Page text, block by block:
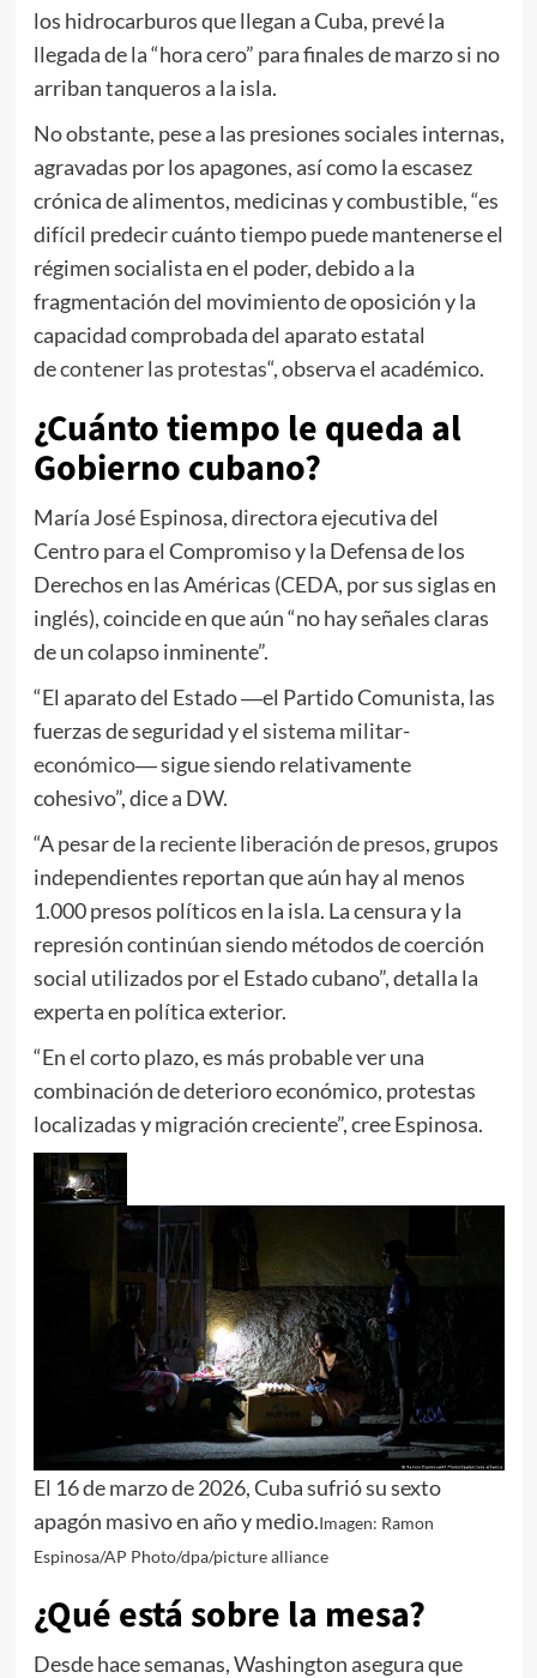
los hidrocarburos que llegan a Cuba, prevé la
llegada de la “hora cero” para finales de marzo si no
arriban tanqueros a la isla.
No obstante, pese a las presiones sociales internas,
agravadas por los apagones, así como la escasez
crónica de alimentos, medicinas y combustible, “es
difícil predecir cuánto tiempo puede mantenerse el
régimen socialista en el poder, debido a la
fragmentación del movimiento de oposición y la
capacidad comprobada del aparato estatal
decontener las protestas“, observa el académico.
¿Cuánto tiempo le queda al
Gobierno cubano?
María José Espinosa, directora ejecutiva del
Centro para el Compromiso y la Defensa de los
Derechos en las Américas (CEDA, por sus siglas en
inglés), coincide en que aún “no hay señales claras
de un colapso inminente”.
“El aparato del Estado ―el Partido Comunista, las
fuerzas de seguridad y el sistema militar-
económico― sigue siendo relativamente
cohesivo”, dice a DW.
“A pesar de la reciente liberación de presos, grupos
independientes reportan que aún hay al menos
1.000 presos políticos en la isla. La censura y la
represión continúan siendo métodos de coerción
social utilizados por el Estado cubano”, detalla la
experta en política exterior.
“En el corto plazo, es más probable ver una
combinación de deterioro económico, protestas
localizadas y migración creciente”, cree Espinosa.
El 16 de marzo de 2026, Cuba sufrió su sexto
apagón masivo en año y medio.Imagen: Ramon
Espinosa/AP Photo/dpa/picture alliance
¿Qué está sobre la mesa?
Desde hace semanas, Washington asegura que